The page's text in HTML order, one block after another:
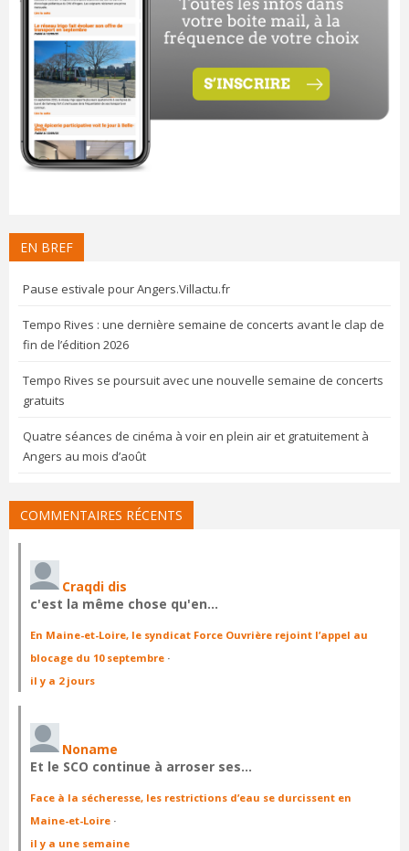
EN BREF
Pause estivale pour Angers.Villactu.fr
Tempo Rives : une dernière semaine de concerts avant le clap de
fin de l’édition 2026
Tempo Rives se poursuit avec une nouvelle semaine de concerts
gratuits
Quatre séances de cinéma à voir en plein air et gratuitement à
Angers au mois d’août
COMMENTAIRES RÉCENTS
Craqdi dis
c'est la même chose qu'en…
En Maine-et-Loire, le syndicat Force Ouvrière rejoint l’appel au
blocage du 10 septembre ·
il y a 2 jours
Noname
Et le SCO continue à arroser ses…
Face à la sécheresse, les restrictions d’eau se durcissent en
Maine-et-Loire ·
il y a une semaine